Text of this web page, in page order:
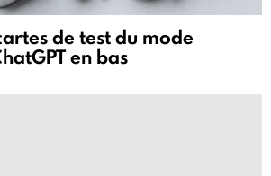
de test du mode
en bas